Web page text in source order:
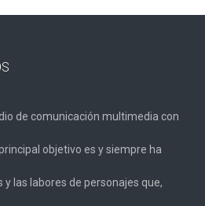
de comunicación multimedia con
objetivo es y siempre ha
las labores de personajes que,